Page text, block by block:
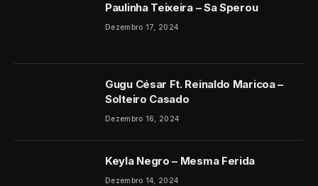
Paulinha Teixeira – Sa Sperou
Dezembro 17, 2024
Gugu César Ft. Reinaldo Maricoa –
Solteiro Casado
Dezembro 16, 2024
Keyla Negro – Mesma Ferida
Dezembro 14, 2024